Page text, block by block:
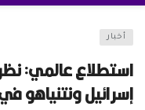
أخبار
استطلاع عالمي:
إسرائيل ونتنياهو